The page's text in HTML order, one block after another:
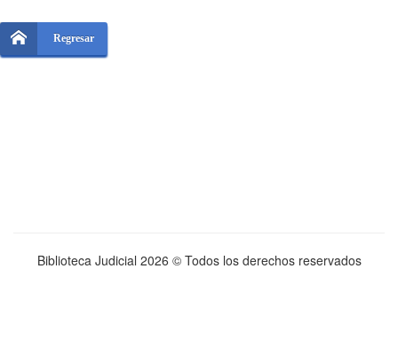
Regresar
Biblioteca Judicial 2026 © Todos los derechos reservados